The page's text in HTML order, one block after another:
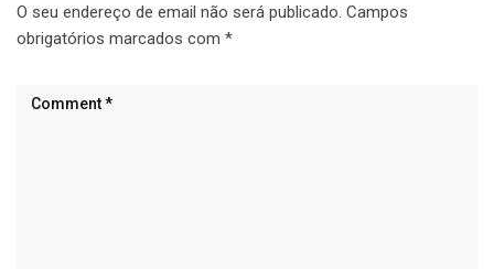
O seu endereço de email não será publicado. Campos
obrigatórios marcados com *